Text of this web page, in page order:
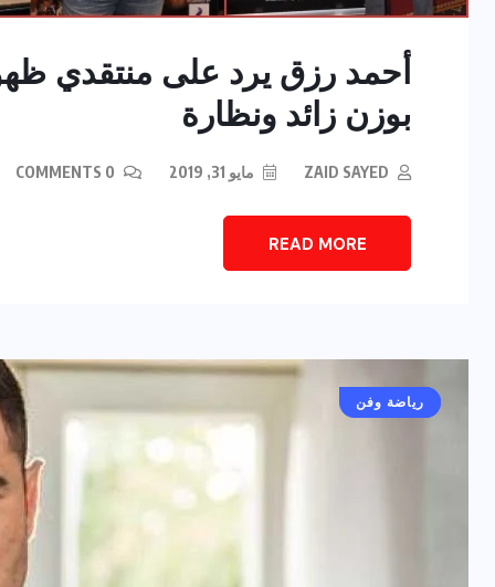
أحمد رزق يرد على منتقدي
بوزن زائد ونظارة
ZAID SAYED مايو 31, 2019
READ MORE
أخبار عامة
رياضة وفن